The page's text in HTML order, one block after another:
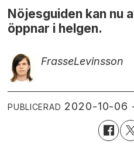
Nöjesguiden kan nu
öppnar i helgen.
FrasseLevinsson
PUBLICERAD 2020-10-06